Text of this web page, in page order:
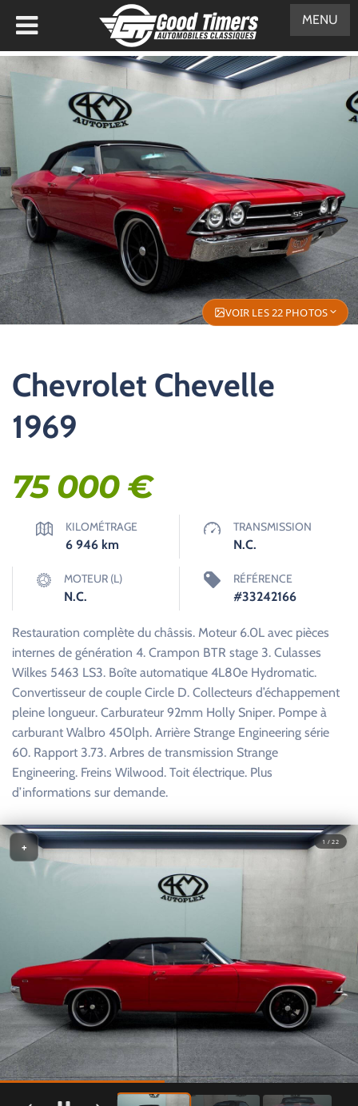
VOIR LES 22 PHOTOS
Chevrolet Chevelle
1969
75 000€
KILOMÉTRAGE
6 946 km
TRANSMISSION
N.C.
MOTEUR (L)
N.C.
RÉFÉRENCE
#33242166
Restauration complète du châssis. Moteur 6.0L avec pièces
internes de génération 4. Crampon BTR stage 3. Culasses
Wilkes 5463 LS3. Boîte automatique 4L80e Hydromatic.
Convertisseur de couple Circle D. Collecteurs d’échappement
pleine longueur. Carburateur 92mm Holly Sniper. Pompe à
carburant Walbro 450lph. Arrière Strange Engineering série
60. Rapport 3.73. Arbres de transmission Strange
Engineering. Freins Wilwood. Toit électrique. Plus
d’informations sur demande.
1 / 22
+
MENU